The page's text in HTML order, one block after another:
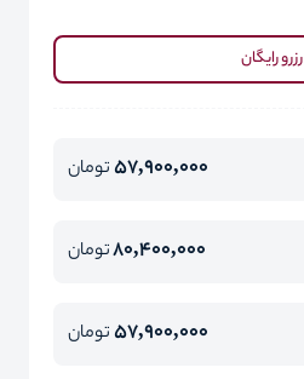
رزرو رایگان
57,900,000تومان
80,400,000تومان
57,900,000تومان